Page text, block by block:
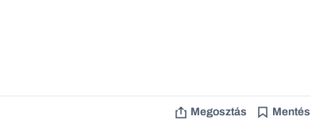
Megosztás Mentés